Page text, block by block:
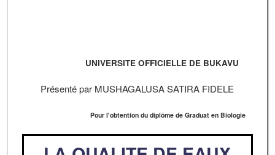
UNIVERSITE OFFICIELLE DE BUKAVU
Présenté par MUSHAGALUSA SATIRA FIDELE
Pour l'obtention du diplôme de Graduat en Biologie